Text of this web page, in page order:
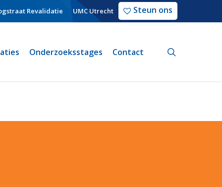
Revalidatie UMC Utrecht Steun ons
Onderzoeksstages Contact